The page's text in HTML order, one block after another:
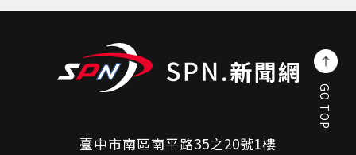
臺中市南區南平路35之20號1樓
GO TOP